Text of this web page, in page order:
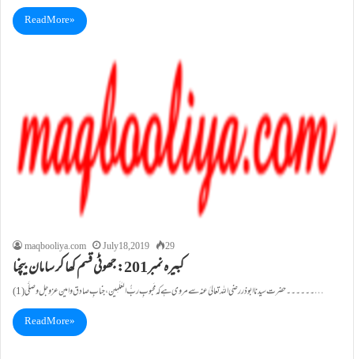
Read More »
maqbooliya.com July 18, 2019 29
کبيرہ نمبر201: جھوٹی قسم کھا کر سامان بيچنا
(1)۔۔۔۔۔۔حضرت سیدنا ابو ذر رضی اللہ تعالیٰ عنہ سے مروی ہے کہ مَحبوبِ ربُّ العٰلَمِین، جنابِ صادق وامین عزوجل وصلَّی…
Read More »